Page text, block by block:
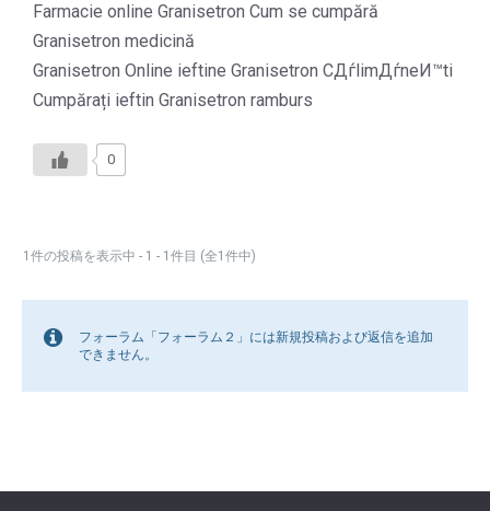
Farmacie online Granisetron Cum se cumpără
Granisetron medicină
Granisetron Online ieftine Granisetron CДѓlimДѓneИ™ti
Cumpărați ieftin Granisetron ramburs
0
1件の投稿を表示中 - 1 - 1件目 (全1件中)
フォーラム「フォーラム２」には新規投稿および返信を追加
できません。